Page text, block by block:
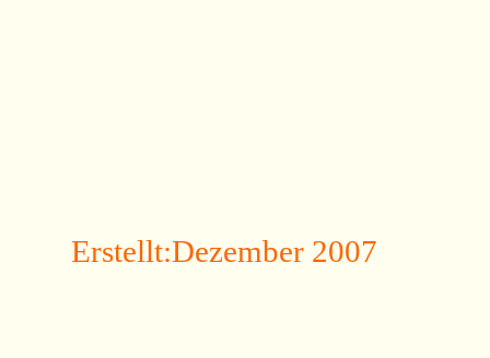
Erstellt:Dezember 2007